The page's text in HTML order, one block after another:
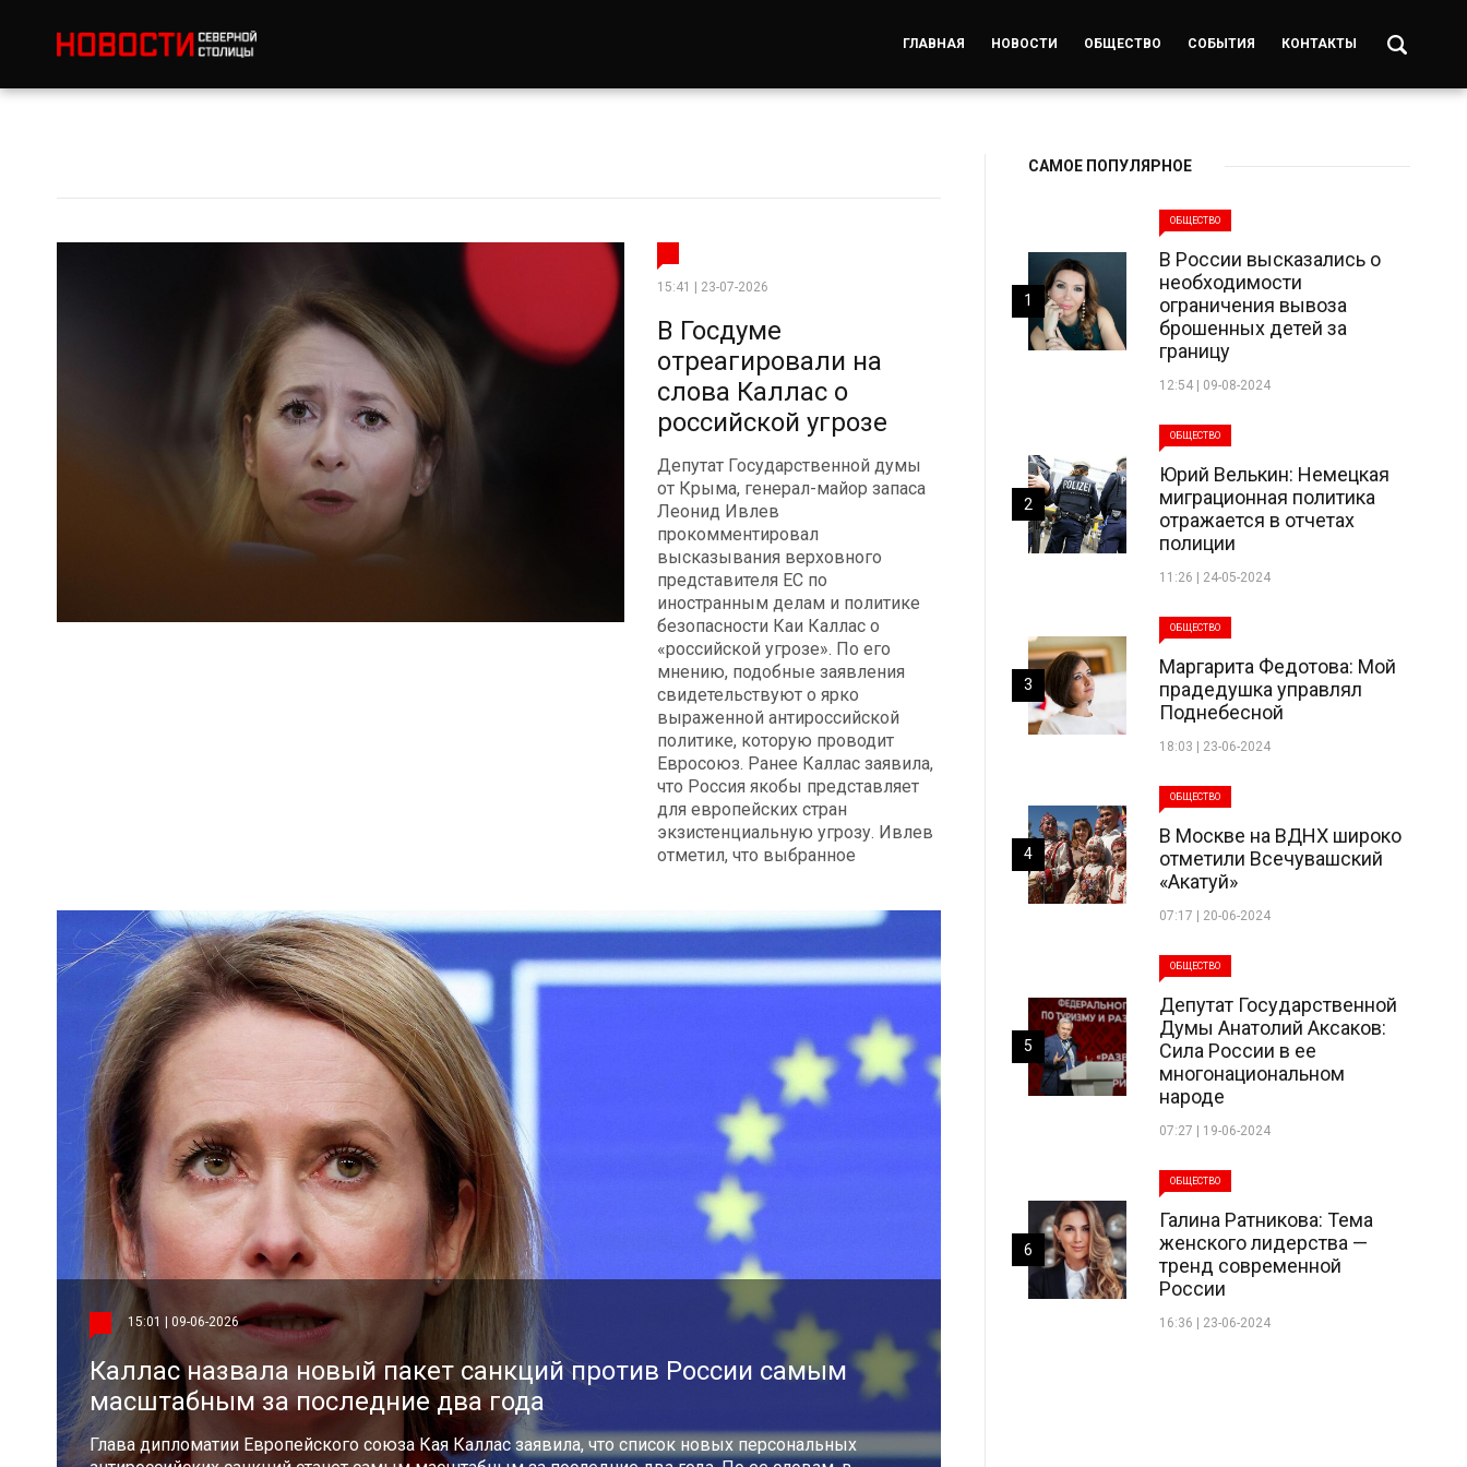
ГЛАВНАЯ НОВОСТИ ОБЩЕСТВО СОБЫТИЯ КОНТАКТЫ
15:41 | 23-07-2026
В Госдуме
отреагировали на
слова Каллас о
российской угрозе
Депутат Государственной думы
от Крыма, генерал-майор запаса
Леонид Ивлев
прокомментировал
высказывания верховного
представителя ЕС по
иностранным делам и политике
безопасности Каи Каллас о
«российской угрозе». По его
мнению, подобные заявления
свидетельствуют о ярко
выраженной антироссийской
политике, которую проводит
Евросоюз. Ранее Каллас заявила,
что Россия якобы представляет
для европейских стран
экзистенциальную угрозу. Ивлев
отметил, что выбранное
15:01 | 09-06-2026
Каллас назвала новый пакет санкций против России самым
масштабным за последние два года
Глава дипломатии Европейского союза Кая Каллас заявила, что список новых персональных
САМОЕ ПОПУЛЯРНОЕ
ОБЩЕСТВО
В России высказались о
необходимости
ограничения вывоза
брошенных детей за
границу
12:54 | 09-08-2024
1
ОБЩЕСТВО
Юрий Велькин: Немецкая
миграционная политика
отражается в отчетах
полиции
11:26 | 24-05-2024
2
ОБЩЕСТВО
Маргарита Федотова: Мой
прадедушка управлял
Поднебесной
18:03 | 23-06-2024
3
ОБЩЕСТВО
В Москве на ВДНХ широко
отметили Всечувашский
«Акатуй»
07:17 | 20-06-2024
4
ОБЩЕСТВО
Депутат Государственной
Думы Анатолий Аксаков:
Сила России в ее
многонациональном
народе
07:27 | 19-06-2024
5
ОБЩЕСТВО
Галина Ратникова: Тема
женского лидерства —
тренд современной
России
16:36 | 23-06-2024
6